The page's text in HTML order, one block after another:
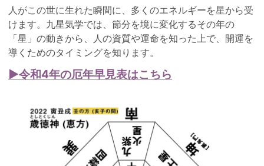
人がこの世に生れた瞬間に、多くのエネルギーを星から受
けます。九星気学では、節分を境に変化するその年の
「星」の動きから、人の資質や運命を知った上で、開運を
導くためのタイミングを知ります。
▶令和4年の厄年早見表はこちら